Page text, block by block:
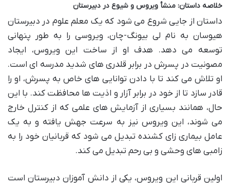
خلاصه داستان: منشأ ویروس و شیوع در دبیرستان
داستان از جایی شروع می شود که یک معلم علوم در دبیرستان
هیوسان به نام لی بیونگ-چان، ویروسی را به طور پنهانی
توسعه می دهد. هدف او از ساخت این ویروس، ایجاد
مصونیت در پسرش در برابر قلدری های شدید مدرسه ای است.
او تلاش می کند تا با دادن توانایی های خاص به پسرش، او را
قادر سازد تا از خود در برابر آزار و اذیت ها محافظت کند. با این
حال، همانند بسیاری از آزمایش های علمی که از کنترل خارج
می شوند، این ویروس نیز به سرعت جهش یافته و به یک
عامل بیماری زای کشنده تبدیل می شود که قربانیان خود را به
زامبی های وحشی و بی رحم تبدیل می کند.
اولین قربانی این ویروس، یکی از دانش آموزان دبیرستان است